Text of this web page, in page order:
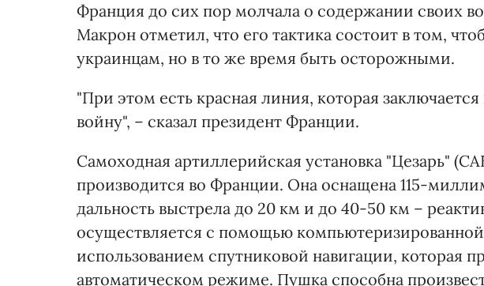
Франция до сих пор молчала о содержании своих
Макрон отметил, что его тактика состоит в том,
украинцам, но в то же время быть осторожными.
"При этом есть красная линия, которая заключается
войну", – сказал президент Франции.
Самоходная артиллерийская установка "Цезарь"
производится во Франции. Она оснащена 115-
дальность выстрела до 20 км и до 40-50 км –
осуществляется с помощью
использованием спутниковой навигации, которая
автоматическом режиме. Пушка способна